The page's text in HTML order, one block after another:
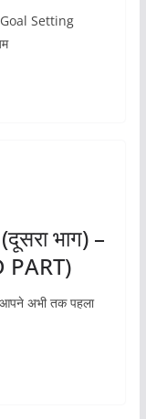
Setting
भाग) –
PART)
आपने अभी तक पहला